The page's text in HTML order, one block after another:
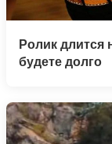
Ролик длится
будете долго